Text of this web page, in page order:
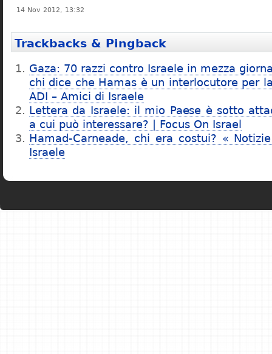
14 Nov 2012, 13:32
Trackbacks & Pingback
Gaza: 70 razzi contro Israele in mezza
chi dice che Hamas è un interlocutore per
ADI – Amici di Israele
Lettera da Israele: il mio Paese è sotto
a cui può interessare? | Focus On Israel
Hamad-Carneade, chi era costui? «
Israele